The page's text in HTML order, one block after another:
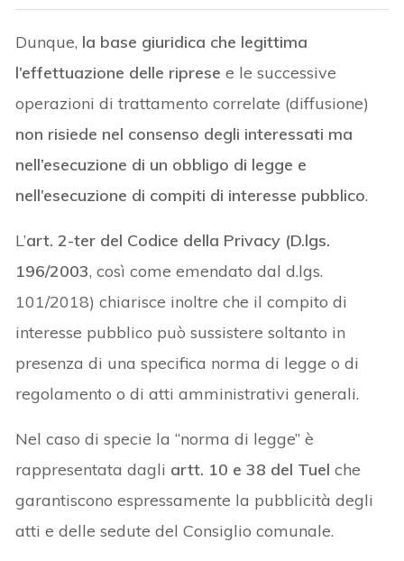
Dunque, la base giuridica che legittima
l’effettuazione delle riprese e le successive
operazioni di trattamento correlate (diffusione)
non risiede nel consenso degli interessati ma
nell’esecuzione di un obbligo di legge e
nell’esecuzione di compiti di interesse pubblico.
L’art. 2-ter del Codice della Privacy (D.lgs.
196/2003, così come emendato dal d.lgs.
101/2018) chiarisce inoltre che il compito di
interesse pubblico può sussistere soltanto in
presenza di una specifica norma di legge o di
regolamento o di atti amministrativi generali.
Nel caso di specie la “norma di legge” è
rappresentata dagli artt. 10 e 38 del Tuelche
garantiscono espressamente la pubblicità degli
atti e delle sedute del Consiglio comunale.